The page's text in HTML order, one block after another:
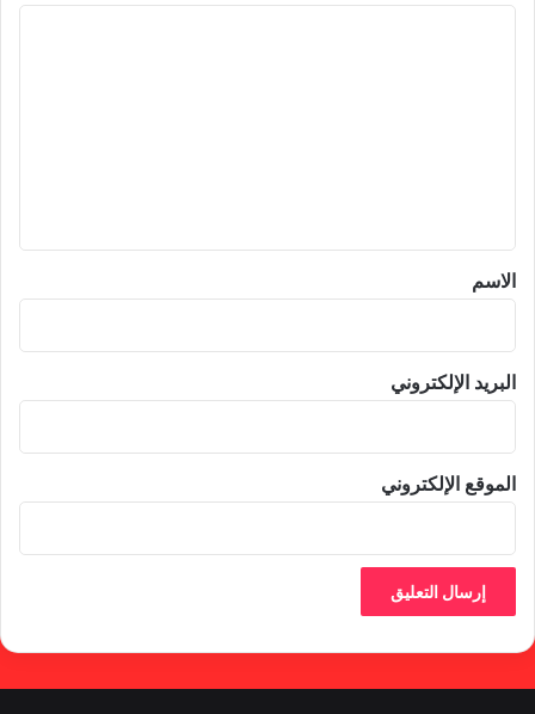
*
الاسم
البريد الإلكتروني
الموقع الإلكتروني